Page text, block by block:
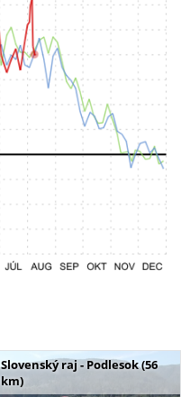
Slovenský raj - Podlesok (56
km)